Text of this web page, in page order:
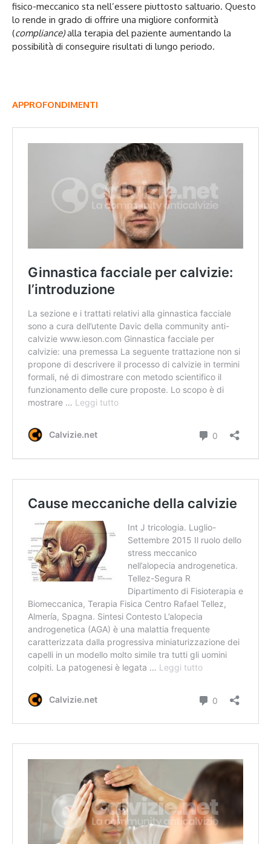
fisico-meccanico sta nell’essere piuttosto saltuario. Questo
lo rende in grado di offrire una migliore conformità
(compliance)alla terapia del paziente aumentando la
possibilità di conseguire risultati di lungo periodo.
APPROFONDIMENTI